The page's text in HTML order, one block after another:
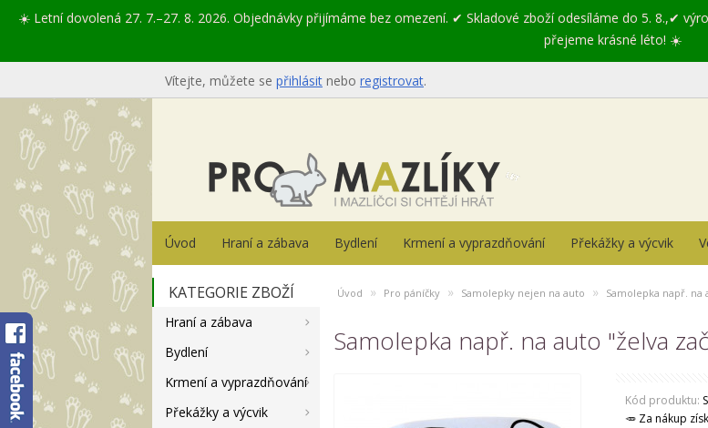
☀️ Letní dovolená 27. 7.–27. 8. 2026. Objednávky přijímáme bez omezení. ✔ Skladové zboží odesíláme do 5. 8.,✔
přejeme krásné léto! ☀️
Vítejte, můžete se přihlásit nebo registrovat.
Úvod Hraní a zábava Bydlení Krmení a vyprazdňování Překážky a výcvik
KATEGORIE ZBOŽÍ
Hraní a zábava
Bydlení
Krmení a vyprazdňování
Překážky a výcvik
Úvod » Pro páníčky » Samolepky nejen na auto » Samolepka např. na
Samolepka např. na auto "želva
Kód produktu:
🥕 Za nákup